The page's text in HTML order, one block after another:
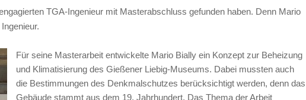
TGA-Ingenieur mit Masterabschluss gefunden haben. Denn Mario
Für seine Masterarbeit entwickelte Mario Bially ein Konzept zur Beheizung
und Klimatisierung des Gießener Liebig-Museums. Dabei mussten auch
die Bestimmungen des Denkmalschutzes berücksichtigt werden, denn das
Gebäude stammt aus dem 19. Jahrhundert. Das Thema der Arbeit